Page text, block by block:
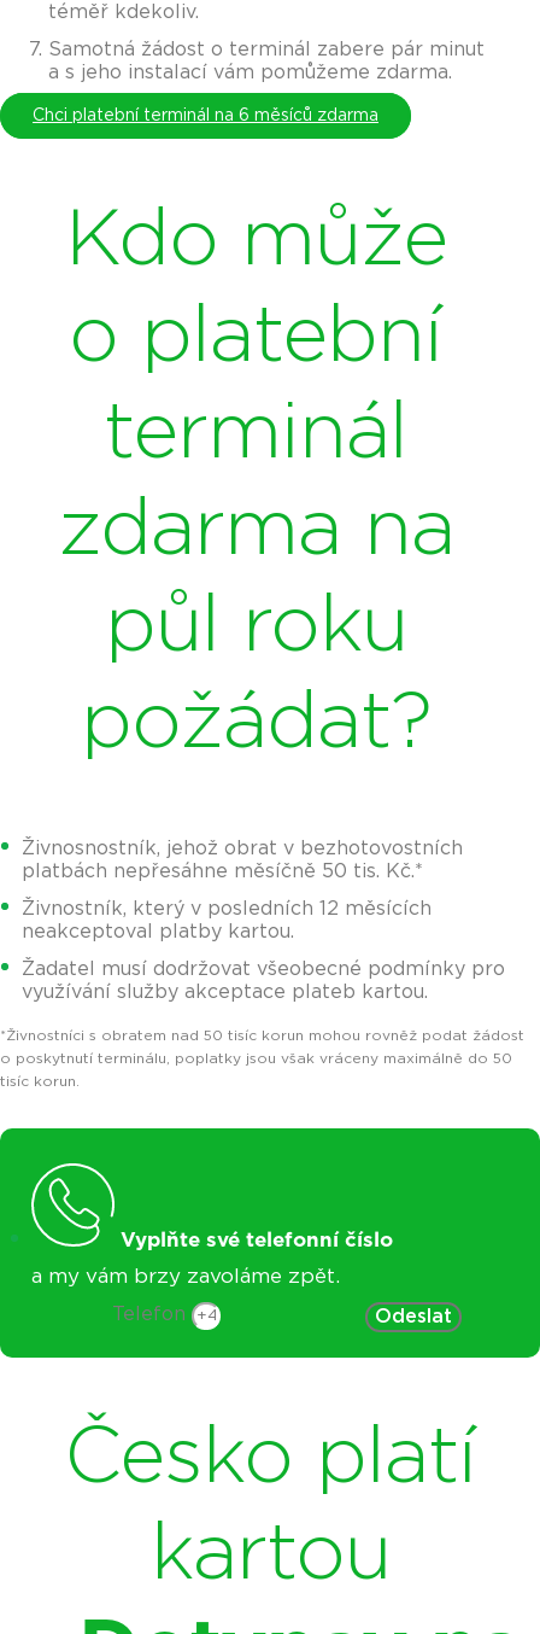
téměř kdekoliv.
Samotná žádost o terminál zabere pár minut
a s jeho instalací vám pomůžeme zdarma.
Chci platební terminál na 6 měsíců zdarma
Kdo může
o platební
terminál
zdarma na
půl roku
požádat?
Živnosnostník, jehož obrat v bezhotovostních
platbách nepřesáhne měsíčně 50 tis. Kč.*
Živnostník, který v posledních 12 měsících
neakceptoval platby kartou.
Žadatel musí dodržovat všeobecné podmínky pro
využívání služby akceptace plateb kartou.
*Živnostníci s obratem nad 50 tisíc korun mohou rovněž podat žádost
o poskytnutí terminálu, poplatky jsou však vráceny maximálně do 50
tisíc korun.
Vyplňte své telefonní číslo
a my vám brzy zavoláme zpět.
Telefon Odeslat
Česko platí
kartou